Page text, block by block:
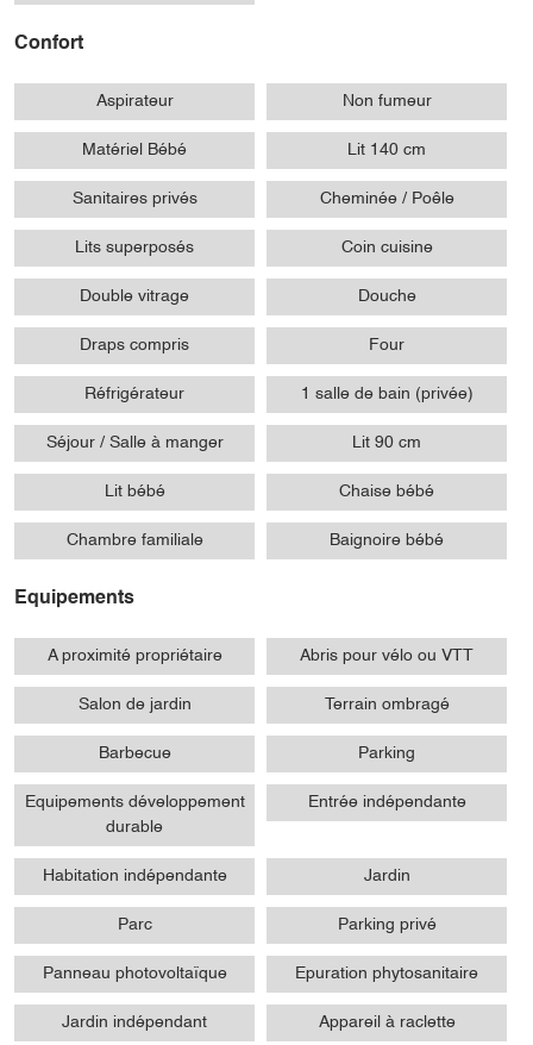
Confort
Aspirateur Non fumeur
Matériel Bébé Lit 140 cm
Sanitaires privés Cheminée / Poêle
Lits superposés Coin cuisine
Double vitrage Douche
Draps compris Four
Réfrigérateur 1 salle de bain (privée)
Séjour / Salle à manger Lit 90 cm
Lit bébé Chaise bébé
Chambre familiale Baignoire bébé
Equipements
A proximité propriétaire Abris pour vélo ou VTT
Salon de jardin Terrain ombragé
Barbecue Parking
Equipements développement
durable
Entrée indépendante
Habitation indépendante Jardin
Parc Parking privé
Panneau photovoltaïque Epuration phytosanitaire
Jardin indépendant Appareil à raclette